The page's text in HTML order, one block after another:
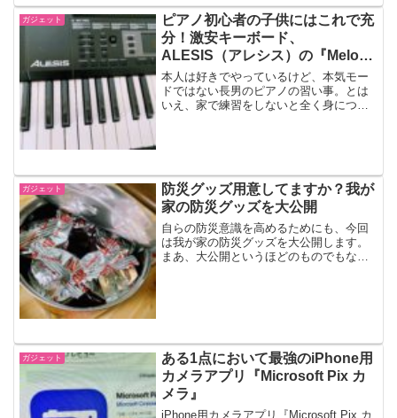
ガジェット
ピアノ初心者の子供にはこれで充
分！激安キーボード、
ALESIS（アレシス）の『Melody
61 MKII』
本人は好きでやっているけど、本気モー
ドではない長男のピアノの習い事。とは
いえ、家で練習をしないと全く身につか
ガジェット
防災グッズ用意してますか？我が
家の防災グッズを大公開
自らの防災意識を高めるためにも、今回
は我が家の防災グッズを大公開します。
まあ、大公開というほどのものでもない
ガジェット
ある1点において最強のiPhone用
カメラアプリ『Microsoft Pix カ
メラ』
iPhone用カメラアプリ『Microsoft Pix カ